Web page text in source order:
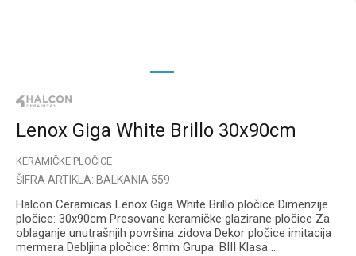
1
Lenox Giga White Brillo 30x90cm
KERAMIČKE PLOČICE
ŠIFRA ARTIKLA: BALKANIA 559
Halcon Ceramicas Lenox Giga White Brillo pločice Dimenzije
pločice: 30x90cm Presovane keramičke glazirane pločice Za
oblaganje unutrašnjih površina zidova Dekor pločice imitacija
mermera Debljina pločice: 8mm Grupa: BIII Klasa ...